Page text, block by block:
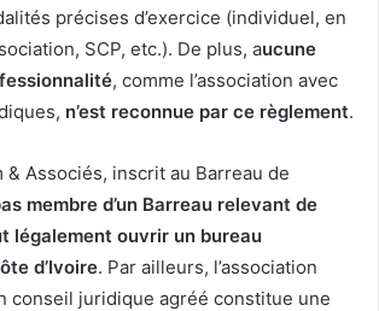
précises d’exercice (individuel, en
SCP, etc.). De plus, aucune
, comme l’association avec
n’est reconnue par ce règlement.
& Associés, inscrit au Barreau de
membre d’un Barreau relevant de
légalement ouvrir un bureau
d’Ivoire. Par ailleurs, l’association
conseil juridique agréé constitue une